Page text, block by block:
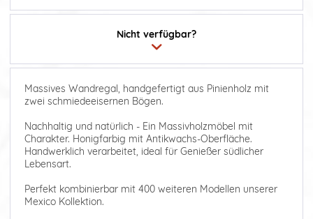
Nicht verfügbar?
Massives Wandregal, handgefertigt aus Pinienholz mit
zwei schmiedeeisernen Bögen.
Nachhaltig und natürlich - Ein Massivholzmöbel mit
Charakter. Honigfarbig mit Antikwachs-Oberfläche.
Handwerklich verarbeitet, ideal für Genießer südlicher
Lebensart.
Perfekt kombinierbar mit 400 weiteren Modellen unserer
Mexico Kollektion.